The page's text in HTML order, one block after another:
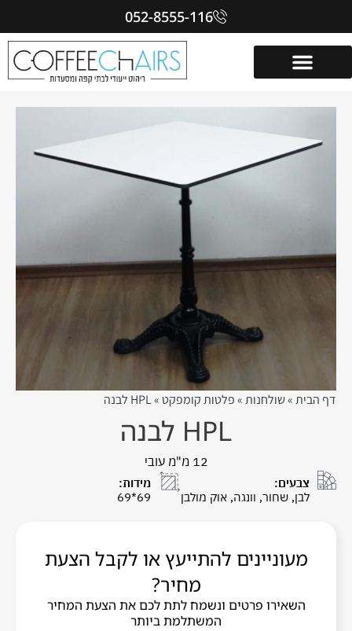
052-8555-116
דף הבית»שולחנות»פלטות קומפקט»HPL לבנה
HPL לבנה
12 מ"מ עובי
צבעים:
לבן, שחור, וונגה, אוק מולבן
מידות:
69*69
מעוניינים להתייעץ או לקבל הצעת
מחיר?
השאירו פרטים ונשמח לתת לכם את הצעת המחיר
המשתלמת ביותר